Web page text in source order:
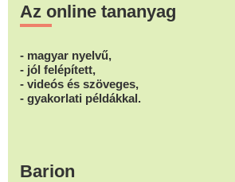
Az online tananyag
- magyar nyelvű,
- jól felépített,
- videós és szöveges,
- gyakorlati példákkal.
Barion